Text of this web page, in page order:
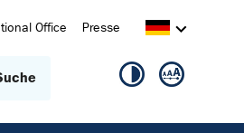
Office Presse